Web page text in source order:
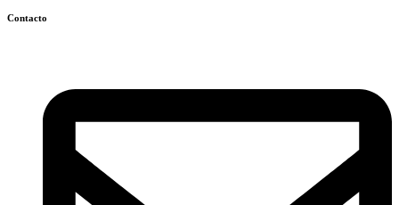
Contacto